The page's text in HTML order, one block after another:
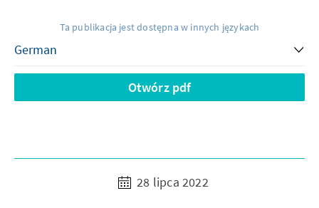
Ta publikacja jest dostępna w innych językach
Otwórz pdf
28 lipca 2022